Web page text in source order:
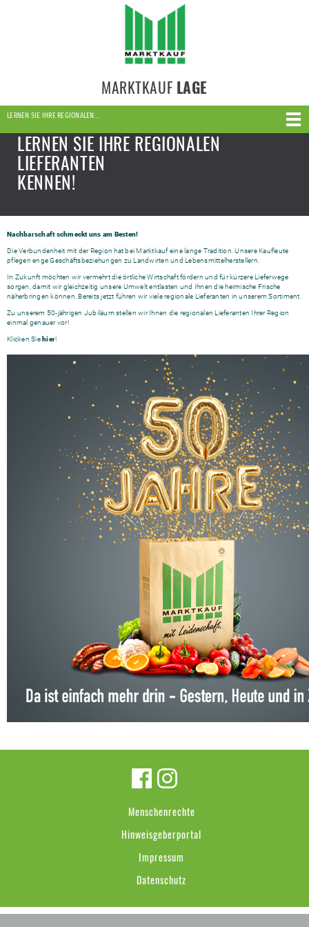
MARKTKAUF LAGE
LERNEN SIE IHRE REGIONALEN…
LERNEN SIE IHRE REGIONALEN
LIEFERANTEN
KENNEN!
Nachbarschaft schmeckt uns am Besten!
Die Verbundenheit mit der Region hat bei Marktkauf eine lange Tradition. Unsere Kaufleute
pflegen enge Geschäftsbeziehungen zu Landwirten und Lebensmittelherstellern.
In Zukunft möchten wir vermehrt die örtliche Wirtschaft fördern und für kürzere Lieferwege
sorgen, damit wir gleichzeitig unsere Umwelt entlasten und Ihnen die heimische Frische
näherbringen können. Bereits jetzt führen wir viele regionale Lieferanten in unserem Sortiment.
Zu unserem 50-jährigen Jubiläum stellen wir Ihnen die regionalen Lieferanten Ihrer Region
einmal genauer vor!
Klicken Sie hier!
Menschenrechte
Hinweisgeberportal
Impressum
Datenschutz